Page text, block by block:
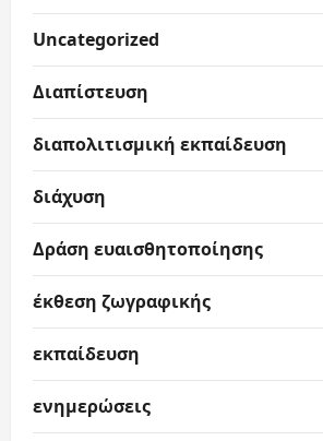
Uncategorized
Διαπίστευση
διαπολιτισμική εκπαίδευση
διάχυση
Δράση ευαισθητοποίησης
έκθεση ζωγραφικής
εκπαίδευση
ενημερώσεις